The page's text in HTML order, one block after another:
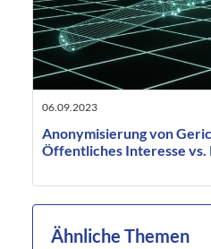
06.09.2023
Anonymisierung von
Öffentliches Interesse
Ähnliche Themen